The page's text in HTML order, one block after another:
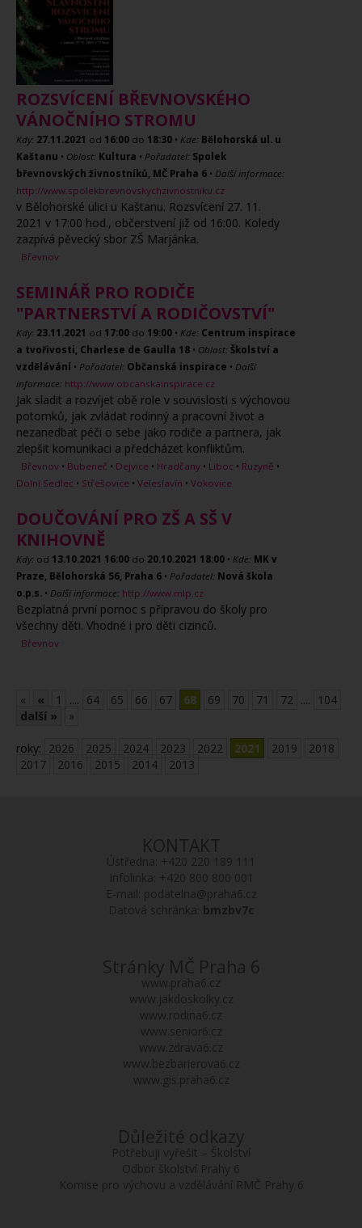
ROZSVÍCENÍ BŘEVNOVSKÉHO
VÁNOČNÍHO STROMU
Kdy: 27.11.2021 od 16:00 do 18:30 • Kde: Bělohorská ul. u
Kaštanu • Oblast: Kultura • Pořadatel: Spolek
břevnovských živnostníků, MČ Praha 6 • Další informace:
http://www.spolekbrevnovskychzivnostniku.cz
v Bělohorské ulici u Kaštanu. Rozsvícení 27. 11.
2021 v 17:00 hod., občerstvení již od 16:00. Koledy
zazpívá pěvecký sbor ZŠ Marjánka.
Břevnov
SEMINÁŘ PRO RODIČE
"PARTNERSTVÍ A RODIČOVSTVÍ"
Kdy: 23.11.2021 od 17:00 do 19:00 • Kde: Centrum inspirace
a tvořivosti, Charlese de Gaulla 18 • Oblast: Školství a
vzdělávání • Pořadatel: Občanská inspirace • Další
informace: http://www.obcanskainspirace.cz
Jak sladit a rozvíjet obě role v souvislosti s výchovou
potomků, jak zvládat rodinný a pracovní život a
nezanedbat péči o sebe jako rodiče a partnera, jak
zlepšit komunikaci a předcházet konfliktům.
Břevnov • Bubeneč • Dejvice • Hradčany • Liboc • Ruzyně •
Dolní Sedlec • Střešovice • Veleslavín • Vokovice
DOUČOVÁNÍ PRO ZŠ A SŠ V
KNIHOVNĚ
Kdy: od 13.10.2021 16:00 do 20.10.2021 18:00 • Kde: MK v
Praze, Bělohorská 56, Praha 6 • Pořadatel: Nová škola
o.p.s. • Další informace: http://www.mlp.cz
Bezplatná první pomoc s přípravou do školy pro
všechny děti. Vhodné i pro děti cizinců.
Břevnov
« « 1 .... 64 65 66 67 68 69 70 71 72 ....
104
další »
»
roky: 2026 2025 2024 2023 2022 2021 2019
2018
2017
2016 2015 2014 2013
KONTAKT
Ústředna: +420 220 189 111
Infolinka: +420 800 800 001
E-mail: podatelna@praha6.cz
Datová schránka: bmzbv7c
Stránky MČ Praha 6
www.praha6.cz
www.jakdoskolky.cz
www.rodina6.cz
www.senior6.cz
www.zdrava6.cz
www.bezbarierova6.cz
www.gis.praha6.cz
Důležité odkazy
Potřebuji vyřešit – Školství
Odbor školství Prahy 6
Komise pro výchovu a vzdělávání RMČ Prahy 6